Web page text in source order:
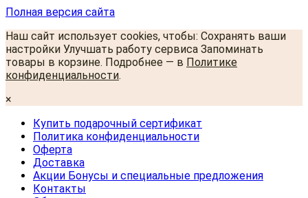
Полная версия сайта
Наш сайт использует cookies, чтобы: Сохранять ваши
настройки Улучшать работу сервиса Запоминать
товары в корзине. Подробнее — в Политике
конфиденциальности.
×
Купить подарочный сертификат
Политика конфиденциальности
Оферта
Доставка
Акции Бонусы и специальные предложения
Контакты